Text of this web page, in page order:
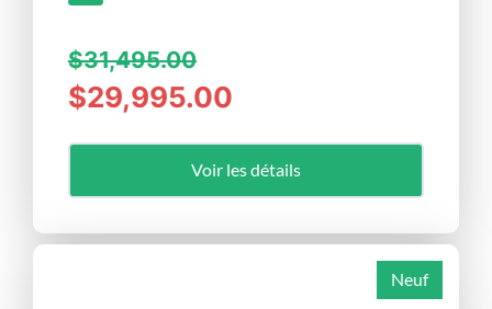
$31,495.00
$29,995.00
Voir les détails
Neuf